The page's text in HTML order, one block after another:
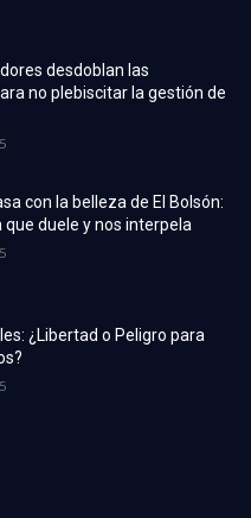
desdoblan las
no plebiscitar la gestión de
con la belleza de El Bolsón:
que duele y nos interpela
¿Libertad o Peligro para